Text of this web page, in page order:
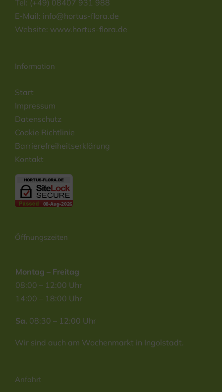
Tel: (+49) 08407 931 988
E-Mail: info@hortus-flora.de
Website: www.hortus-flora.de
Information
Start
Impressum
Datenschutz
Cookie Richtlinie
Barrierefreiheitserklärung
Kontakt
Öffnungszeiten
Montag – Freitag
08:00 – 12:00 Uhr
14:00 – 18:00 Uhr
Sa. 08:30 – 12:00 Uhr
Wir sind auch am Wochenmarkt in Ingolstadt.
Anfahrt